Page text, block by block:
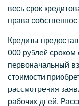
весь срок
права
Кредиты
000 рублей сроком
первоначальный
стоимости
рассмотрения
рабочих дней.